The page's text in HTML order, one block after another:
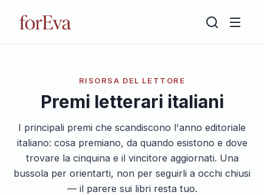
RISORSA DEL LETTORE
Premi letterari italiani
I principali premi che scandiscono l'anno editoriale
italiano: cosa premiano, da quando esistono e dove
trovare la cinquina e il vincitore aggiornati. Una
bussola per orientarti, non per seguirli a occhi chiusi
— il parere sui libri resta tuo.